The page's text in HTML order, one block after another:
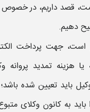
قصد داریم، در خصوص
دهیم.
است، جهت پرداخت
هزینه تمدید پروانه
باید تعیین شده
به کانون وکلای